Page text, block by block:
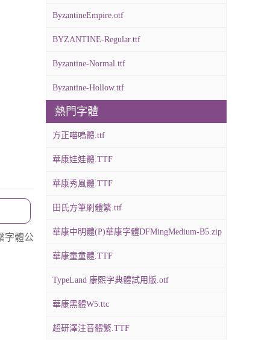
字體公
ByzantineEmpire.otf
BYZANTINE-Regular.ttf
Byzantine-Normal.ttf
Byzantine-Hollow.ttf
熱門字體
方正喵嗚體.ttf
華康娃娃體.TTF
華康秀風體.TTF
田氏方筆刷體繁.ttf
華康中明體(P)華康字體DFMingMedium-B5.zip
華康童童體.TTF
TypeLand 康熙字典體試用版.otf
華康黑體W5.ttc
超研澤注音體繁.TTF